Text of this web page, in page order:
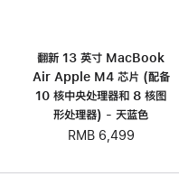
翻新 13 英寸 MacBook
Air Apple M4 芯片 (配备
10 核中央处理器和 8 核图
形处理器) - 天蓝色
RMB 6,499